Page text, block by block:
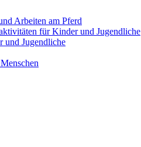
Arbeiten am Pferd
für Kinder und Jugendliche
und Jugendliche